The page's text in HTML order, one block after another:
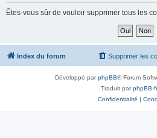
Êtes-vous sûr de vouloir supprimer tous les
Index du forum Supprimer les
Développé parphpBB® Forum
Traduit parphpBB-
Confidentialité |